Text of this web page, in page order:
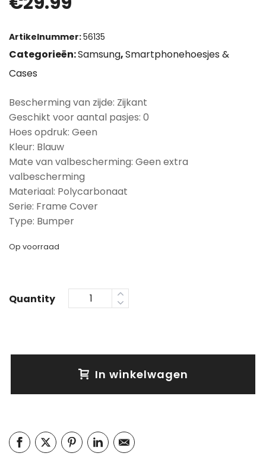
Artikelnummer:56135
Categorieën:Samsung,Smartphonehoesjes &
Cases
Bescherming van zijde: Zijkant
Geschikt voor aantal pasjes: 0
Hoes opdruk: Geen
Kleur: Blauw
Mate van valbescherming: Geen extra
valbescherming
Materiaal: Polycarbonaat
Serie: Frame Cover
Type: Bumper
Op voorraad
Quantity
In winkelwagen